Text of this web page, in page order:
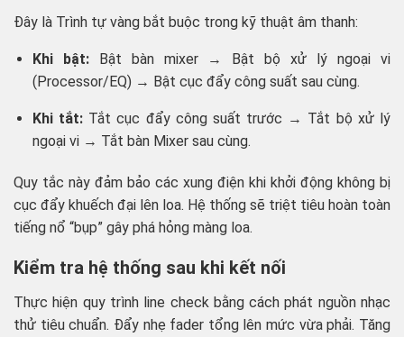
Đây là Trình tự vàng bắt buộc trong kỹ thuật âm thanh:
Khi bật:Bật bàn mixer → Bật bộ xử lý ngoại vi
(Processor/EQ) → Bật cục đẩy công suất sau cùng.
Khi tắt:Tắt cục đẩy công suất trước → Tắt bộ xử lý
ngoại vi → Tắt bàn Mixer sau cùng.
Quy tắc này đảm bảo các xung điện khi khởi động không bị
cục đẩy khuếch đại lên loa. Hệ thống sẽ triệt tiêu hoàn toàn
tiếng nổ “bụp” gây phá hỏng màng loa.
Kiểm tra hệ thống sau khi kết nối
Thực hiện quy trình line check bằng cách phát nguồn nhạc
thử tiêu chuẩn. Đẩy nhẹ fader tổng lên mức vừa phải. Tăng